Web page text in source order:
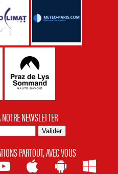
NEWSLETTER
PARTOUT, AVEC VOUS
  